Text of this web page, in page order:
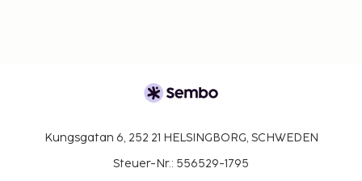
Kungsgatan 6, 252 21 HELSINGBORG, SCHWEDEN
Steuer-Nr.: 556529-1795